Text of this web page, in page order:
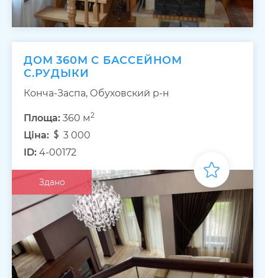
ДОМ 360М С БАССЕЙНОМ
С.РУДЫКИ
Конча-Заспа, Обуховский р-н
Площа: 360 м2
Ціна:
3 000
ID: 4-00172
Здано